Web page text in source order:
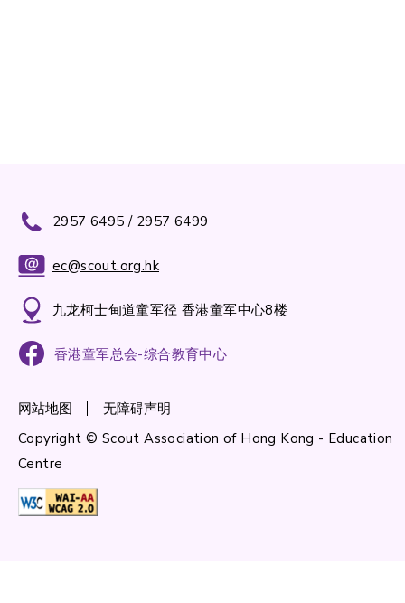
2957 6495 / 2957 6499
ec@scout.org.hk
九龙柯士甸道童军径 香港童军中心8楼
香港童军总会-综合教育中心
网站地图
无障碍声明
Copyright © Scout Association of Hong Kong - Education
Centre